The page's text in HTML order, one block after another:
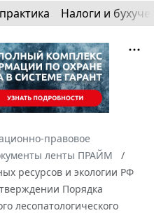
Налоги и
правовое
ленты ПРАЙМ
ресурсов и экологии РФ
Порядка
лесопатологического